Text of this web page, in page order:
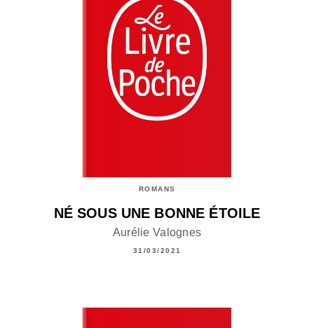
ROMANS
NÉ SOUS UNE BONNE ÉTOILE
Aurélie Valognes
31/03/2021